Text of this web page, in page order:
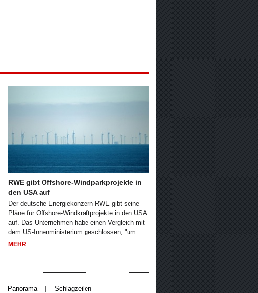
RWE gibt Offshore-Windparkprojekte in
den USA auf
Der deutsche Energiekonzern RWE gibt seine
Pläne für Offshore-Windkraftprojekte in den USA
auf. Das Unternehmen habe einen Vergleich mit
dem US-Innenministerium geschlossen, "um
MEHR
Panorama | Schlagzeilen